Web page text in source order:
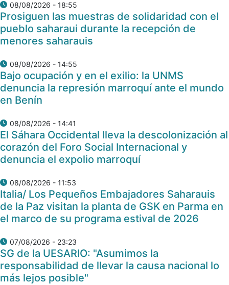
08/08/2026 - 18:55
Prosiguen las muestras de solidaridad con el
pueblo saharaui durante la recepción de
menores saharauis
08/08/2026 - 14:55
Bajo ocupación y en el exilio: la UNMS
denuncia la represión marroquí ante el mundo
en Benín
08/08/2026 - 14:41
El Sáhara Occidental lleva la descolonización al
corazón del Foro Social Internacional y
denuncia el expolio marroquí
08/08/2026 - 11:53
Italia/ Los Pequeños Embajadores Saharauis
de la Paz visitan la planta de GSK en Parma en
el marco de su programa estival de 2026
07/08/2026 - 23:23
SG de la UESARIO: "Asumimos la
responsabilidad de llevar la causa nacional lo
más lejos posible"